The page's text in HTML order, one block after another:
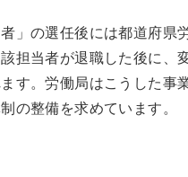
」の選任後には都道府県
担当者が退職した後に、
す。労働局はこうした事
の整備を求めています。